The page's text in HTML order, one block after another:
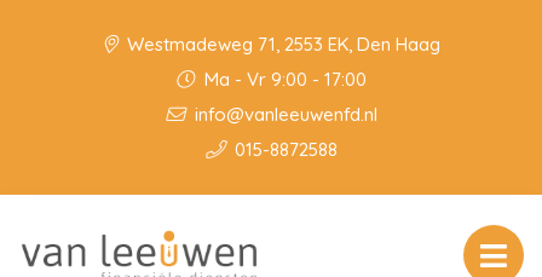
Westmadeweg 71, 2553 EK, Den Haag
Ma - Vr 9:00 - 17:00
info@vanleeuwenfd.nl
015-8872588